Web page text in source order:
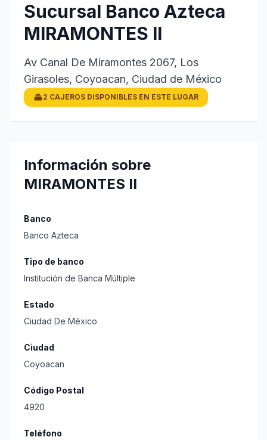
Sucursal Banco Azteca
MIRAMONTES II
Av Canal De Miramontes 2067, Los
Girasoles, Coyoacan, Ciudad de México
2 CAJEROS DISPONIBLES EN ESTE LUGAR
Información sobre
MIRAMONTES II
Banco
Banco Azteca
Tipo de banco
Institución de Banca Múltiple
Estado
Ciudad De México
Ciudad
Coyoacan
Código Postal
4920
Teléfono